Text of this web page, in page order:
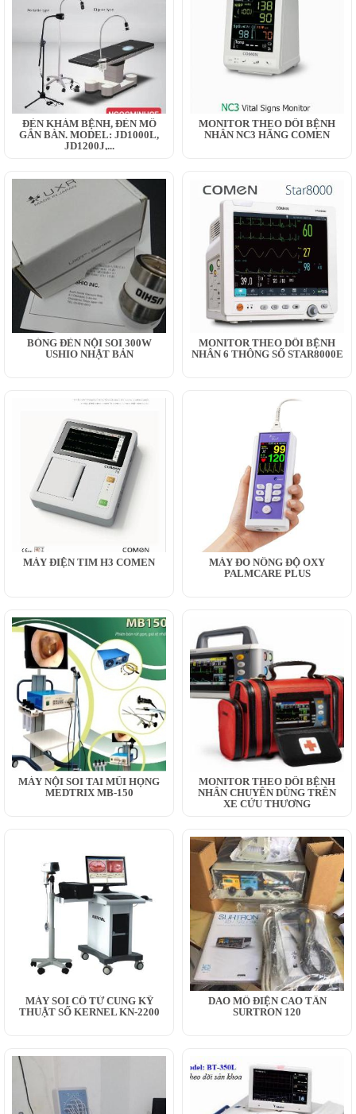
ĐÈN KHÁM BỆNH, ĐÈN MỔ
GẮN BÀN. MODEL: JD1000L,
JD1200J,...
MONITOR THEO DÕI BỆNH
NHÂN NC3 HÃNG COMEN
BÓNG ĐÈN NỘI SOI 300W
USHIO NHẬT BẢN
MONITOR THEO DÕI BỆNH
NHÂN 6 THÔNG SỐ STAR8000E
MÁY ĐIỆN TIM H3 COMEN
MÁY ĐO NỒNG ĐỘ OXY
PALMCARE PLUS
MÁY NỘI SOI TAI MŨI HỌNG
MEDTRIX MB-150
MONITOR THEO DÕI BỆNH
NHÂN CHUYÊN DÙNG TRÊN
XE CỨU THƯƠNG
MÁY SOI CỔ TỬ CUNG KỸ
THUẬT SỐ KERNEL KN-2200
DAO MỔ ĐIỆN CAO TẦN
SURTRON 120